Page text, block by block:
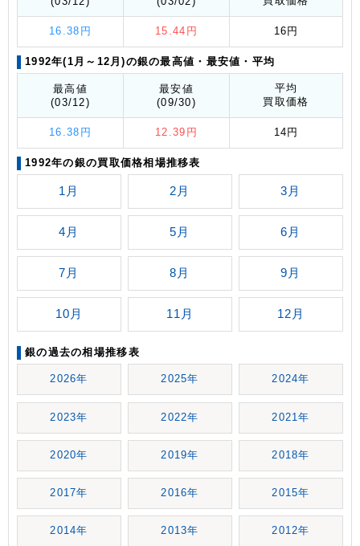
16.38円 15.44円 16円
1992年(1月～12月)の銀の最高値 ・最安値 ・平均
最高値
(03/12)
最安値
(09/30)
平均
買取価格
16.38円 12.39円 14円
1992年の銀の買取価格相場推移表
1月 2月 3月
4月 5月 6月
7月 8月 9月
10月 11月 12月
銀の過去の相場推移表
2026年 2025年 2024年
2023年 2022年 2021年
2020年 2019年 2018年
2017年 2016年 2015年
2014年 2013年 2012年